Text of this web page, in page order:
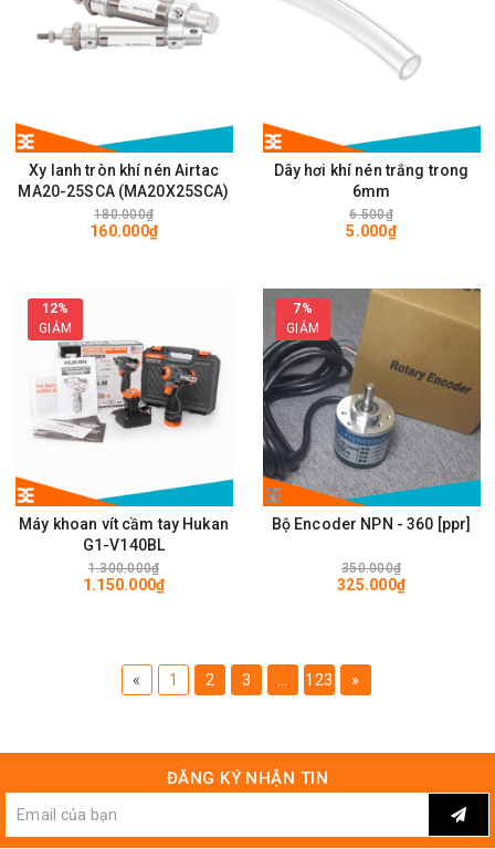
Xy lanh tròn khí nén Airtac
MA20-25SCA (MA20X25SCA)
180.000₫
160.000₫
Dây hơi khí nén trắng trong
6mm
6.500₫
5.000₫
12%
GIẢM
Máy khoan vít cầm tay Hukan
G1-V140BL
1.300.000₫
1.150.000₫
7%
GIẢM
Bộ Encoder NPN - 360 [ppr]
350.000₫
325.000₫
« 1 2 3 123 »
ĐĂNG KÝ NHẬN TIN